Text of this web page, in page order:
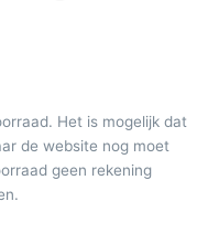
Het is mogelijk dat
de website nog moet
geen rekening